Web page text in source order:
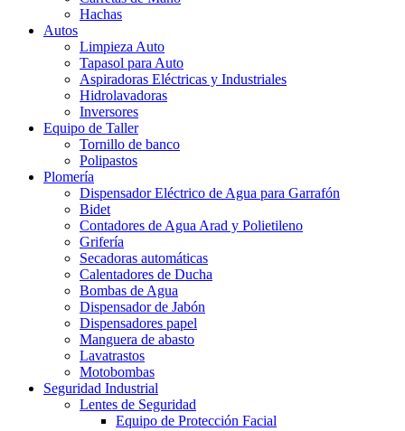
Hachas
Autos
Limpieza Auto
Tapasol para Auto
Aspiradoras Eléctricas y Industriales
Hidrolavadoras
Inversores
Equipo de Taller
Tornillo de banco
Polipastos
Plomería
Dispensador Eléctrico de Agua para Garrafón
Bidet
Contadores de Agua Arad y Polietileno
Grifería
Secadoras automáticas
Calentadores de Ducha
Bombas de Agua
Dispensador de Jabón
Dispensadores papel
Manguera de abasto
Lavatrastos
Motobombas
Seguridad Industrial
Lentes de Seguridad
Equipo de Protección Facial